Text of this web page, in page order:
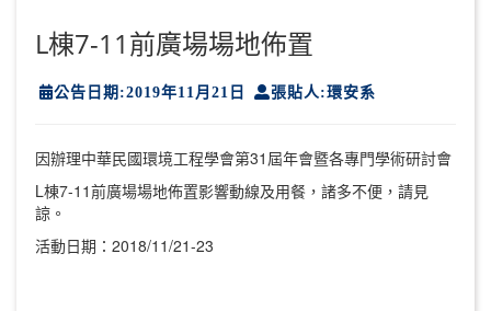
L棟7-11前廣場場地佈置
公告日期:2019年11月21日 張貼人:環安系
因辦理中華民國環境工程學會第31屆年會暨各專門學術研討會
L棟7-11前廣場場地佈置影響動線及用餐，諸多不便，請見
諒。
活動日期：2018/11/21-23